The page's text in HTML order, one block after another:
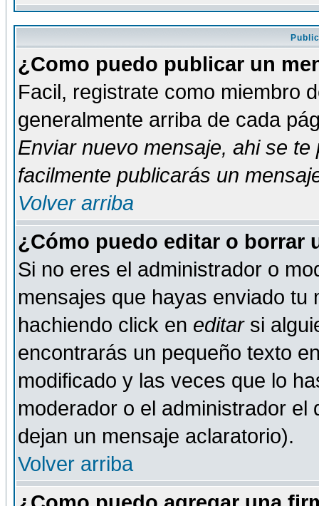
¿Como puedo publicar un
Facil, registrate como miembro
generalmente arriba de cada
Enviar nuevo mensaje, ahi se te
facilmente publicarás un
Volver arriba
¿Cómo puedo editar o borrar
Si no eres el administrador o
mensajes que hayas enviado tu
hachiendo click en editarsi
encontrarás un pequeño texto
modificado y las veces que lo
moderador o el administrador
dejan un mensaje aclaratorio).
Volver arriba